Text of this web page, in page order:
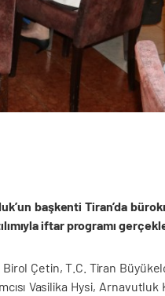
başkenti Tiran’da
iftar programı
Çetin, T.C. Tiran
Vasilika Hysi,